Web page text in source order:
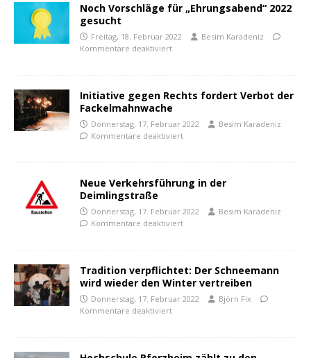
Noch Vorschläge für „Ehrungsabend“ 2022
gesucht
Freitag, 18. Februar 2022
Besim Karadeniz
Kommentare deaktiviert
Initiative gegen Rechts fordert Verbot der
Fackelmahnwache
Donnerstag, 17. Februar 2022
Besim Karadeniz
Kommentare deaktiviert
Neue Verkehrsführung in der
Deimlingstraße
Donnerstag, 17. Februar 2022
Besim Karadeniz
Kommentare deaktiviert
Tradition verpflichtet: Der Schneemann
wird wieder den Winter vertreiben
Donnerstag, 17. Februar 2022
Björn Fix
Kommentare deaktiviert